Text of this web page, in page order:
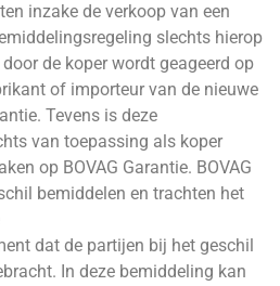
inzake de verkoop van een
slechts hierop
de koper wordt geageerd op
of importeur van de nieuwe
Tevens is deze
van toepassing als koper
op BOVAG Garantie. BOVAG
bemiddelen en trachten het
dat de partijen bij het geschil
In deze bemiddeling kan